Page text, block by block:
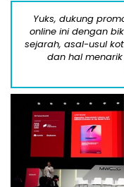
Yuks, dukung
online ini dengan
sejarah, asal-usul
dan hal